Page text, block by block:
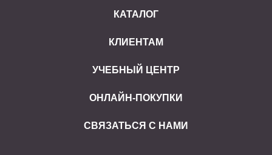
КАТАЛОГ
КЛИЕНТАМ
УЧЕБНЫЙ ЦЕНТР
ОНЛАЙН-ПОКУПКИ
СВЯЗАТЬСЯ С НАМИ